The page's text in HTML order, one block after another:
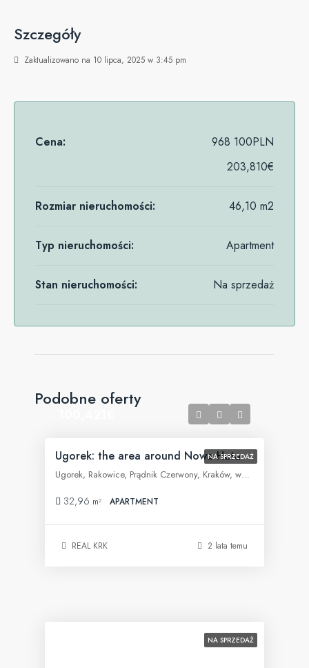
Szczegóły
Zaktualizowano na 10 lipca, 2025 w 3:45 pm
Cena:
968 100PLN
203,810€
Rozmiar nieruchomości: 46,10 m2
Typ nieruchomości: Apartment
Stan nieruchomości: Na sprzedaż
Podobne oferty
NA SPRZEDAŻ
Ugorek: the area around Nowa Huta
Ugorek, Rakowice, Prądnik Czerwony, Kraków, województwo małopolskie, 31-455, Polska
32,96 m² APARTMENT
REAL KRK 2 lata temu
NA SPRZEDAŻ